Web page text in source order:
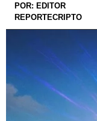
POR: EDITOR
REPORTECRIPTO